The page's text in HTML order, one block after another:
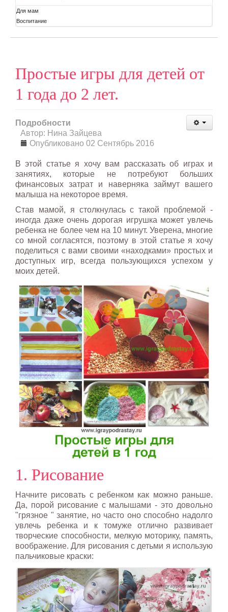
Для мам
Воспитание
Простые игры для детей от
1 года до 2 лет.
Подробности
Автор: Нина Зайцева
Опубликовано 02 Сентябрь 2016
В этой статье я хочу вам рассказать об играх и
занятиях, которые не потребуют больших
финансовых затрат и наверняка займут вашего
малыша на некоторое время.
Став мамой, я столкнулась с такой проблемой -
иногда даже очень дорогая игрушка может увлечь
ребенка не более чем на 10 минут. Уверена, многие
со мной согласятся, поэтому в этой статье я хочу
поделиться с вами своими «находками» простых и
доступных игр, всегда пользующихся успехом у
моих детей.
1. Рисование
Начните рисовать с ребенком как можно раньше.
Да, порой рисование с малышами - это довольно
"грязное " занятие, но часто оно способно надолго
увлечь ребенка и к томуже отлично развивает
творческие способности, мелкую моторику, память,
воображение. Для рисования с детьми я использую
пальчиковые краски: